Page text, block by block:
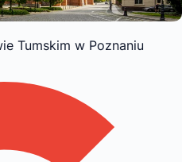
Tumskim w Poznaniu